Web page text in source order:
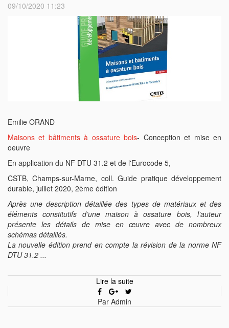
09/10/2020 11:23
Emilie ORAND
Maisons et bâtiments à ossature bois- Conception et mise en
oeuvre
En application du NF DTU 31.2 et de l'Eurocode 5,
CSTB, Champs-sur-Marne, coll. Guide pratique développement
durable, juillet 2020, 2ème édition
Après une description détaillée des types de matériaux et des
éléments constitutifs d’une maison à ossature bois, l’auteur
présente les détails de mise en œuvre avec de nombreux
schémas détaillés.
La nouvelle édition prend en compte la révision de la norme NF
DTU 31.2 ...
Lire la suite
Par Admin